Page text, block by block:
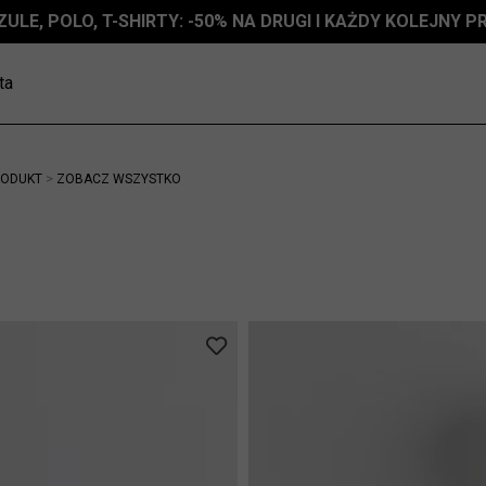
| DODATKOWE -30% NA DRUGI I KOLEJNE PRODUKTY
POLO, T-SHIRTY: -50% NA DRUGI I KAŻDY KOLEJNY
> ZOBACZ WSZYSTKO